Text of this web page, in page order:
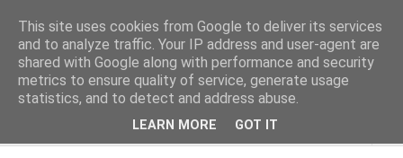
Avvenire dei Lavoratori
PERISCOPIO
This site uses cookies from Google to deliver its services
and to analyze traffic. Your IP address and user-agent are
shared with Google along with performance and security
metrics to ensure quality of service, generate usage
statistics, and to detect and address abuse.
LEARN MORE GOT IT